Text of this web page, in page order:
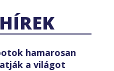
hamarosan
a világot